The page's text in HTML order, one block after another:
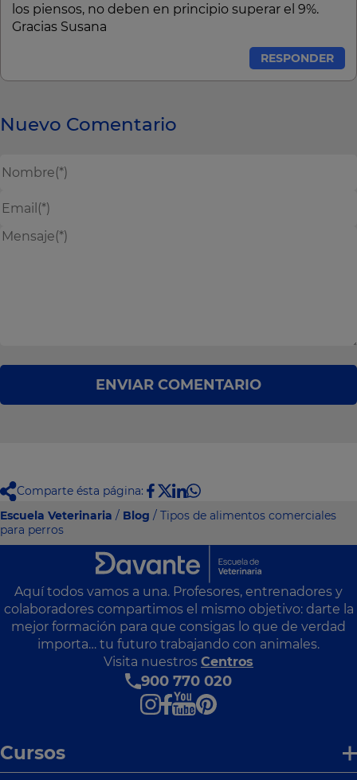
los piensos, no deben en principio superar el 9%.
Gracias Susana
RESPONDER
Nuevo Comentario
ENVIAR COMENTARIO
Comparte ésta página:
Escuela Veterinaria / Blog / Tipos de alimentos comerciales
para perros
Aquí todos vamos a una. Profesores, entrenadores y
colaboradores compartimos el mismo objetivo: darte la
mejor formación para que consigas lo que de verdad
importa… tu futuro trabajando con animales.
Visita nuestros Centros
900 770 020
Cursos